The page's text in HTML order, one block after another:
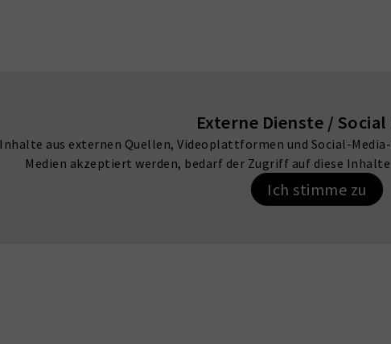
Externe Dienste / Social
Inhalte aus externen Quellen, Videoplattformen und Social-
Medien akzeptiert werden, bedarf der Zugriff auf diese
Ich stimme zu